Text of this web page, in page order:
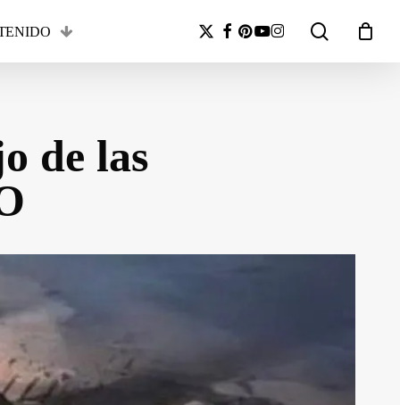
search
x-
twitter
facebook
pinterest
youtube
instagram
Close
de las